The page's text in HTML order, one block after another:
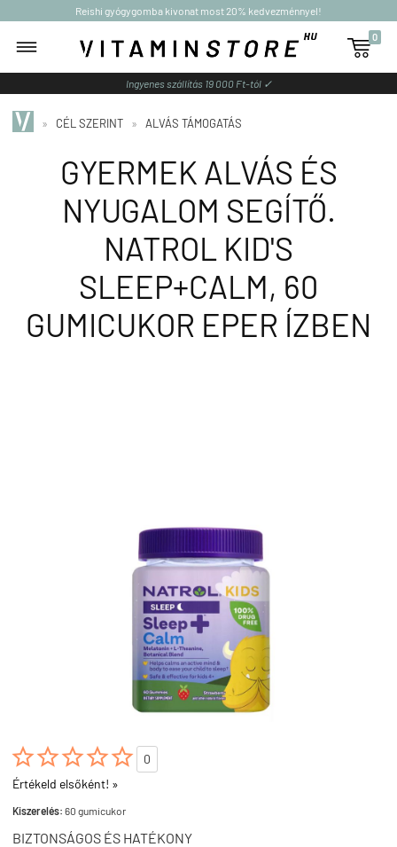
Reishi gyógygomba kivonat most 20% kedvezménnyel!

0
Ingyenes szállítás 19 000 Ft-tól ✓
» CÉL SZERINT » ALVÁS TÁMOGATÁS
GYERMEK ALVÁS ÉS
NYUGALOM SEGÍTŐ.
NATROL KID'S
SLEEP+CALM, 60
GUMICUKOR EPER ÍZBEN

0
Értékeld elsőként! »
Kiszerelés: 60 gumicukor
BIZTONSÁGOS ÉS HATÉKONY